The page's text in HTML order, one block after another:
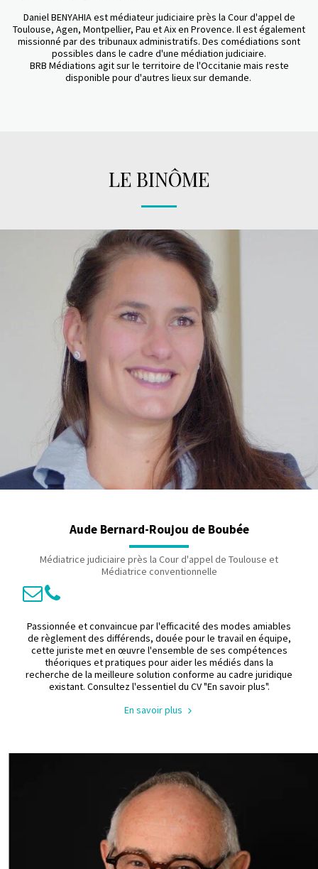
Daniel BENYAHIA est médiateur judiciaire près la Cour d'appel de
Toulouse, Agen, Montpellier, Pau et Aix en Provence. Il est également
missionné par des tribunaux administratifs. Des comédiations sont
possibles dans le cadre d'une médiation judiciaire.
BRB Médiations agit sur le territoire de l'Occitanie mais reste
disponible pour d'autres lieux sur demande.
LE BINÔME
Aude Bernard-Roujou de Boubée
Médiatrice judiciaire près la Cour d'appel de Toulouse et
Médiatrice conventionnelle
Passionnée et convaincue par l'efficacité des modes amiables
de règlement des différends, douée pour le travail en équipe,
cette juriste met en œuvre l'ensemble de ses compétences
théoriques et pratiques pour aider les médiés dans la
recherche de la meilleure solution conforme au cadre juridique
existant. Consultez l'essentiel du CV "En savoir plus".
En savoir plus